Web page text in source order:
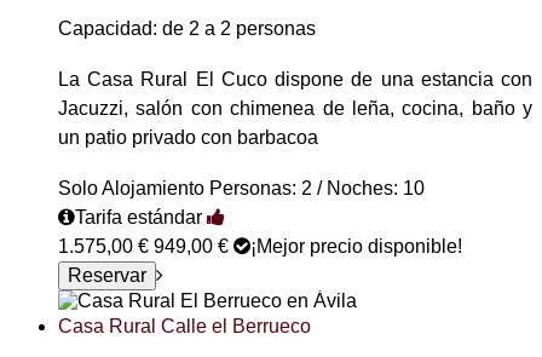
Capacidad: de 2 a 2 personas
La Casa Rural El Cuco dispone de una estancia con
Jacuzzi, salón con chimenea de leña, cocina, baño y
un patio privado con barbacoa
Solo Alojamiento Personas: 2 / Noches: 10
Tarifa estándar
1.575,00 € 949,00 € ¡Mejor precio disponible!
Casa Rural Calle el Berrueco